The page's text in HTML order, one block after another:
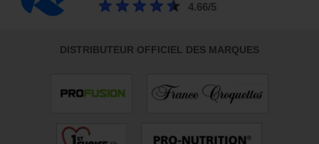
4.66/5
DISTRIBUTEUR OFFICIEL DES MARQUES